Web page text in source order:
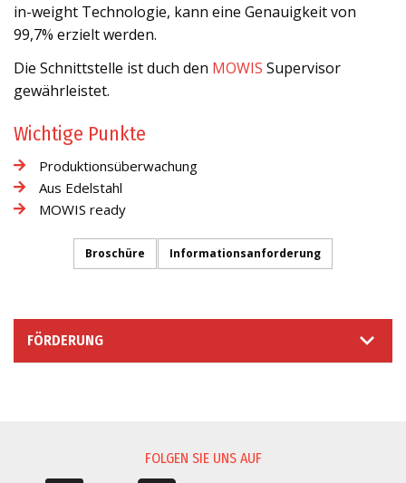
in-weight Technologie, kann eine Genauigkeit von
99,7% erzielt werden.
Die Schnittstelle ist duch den MOWIS Supervisor
gewährleistet.
Wichtige Punkte
Produktionsüberwachung
Aus Edelstahl
MOWIS ready
Broschüre Informationsanforderung
FÖRDERUNG
FOLGEN SIE UNS AUF